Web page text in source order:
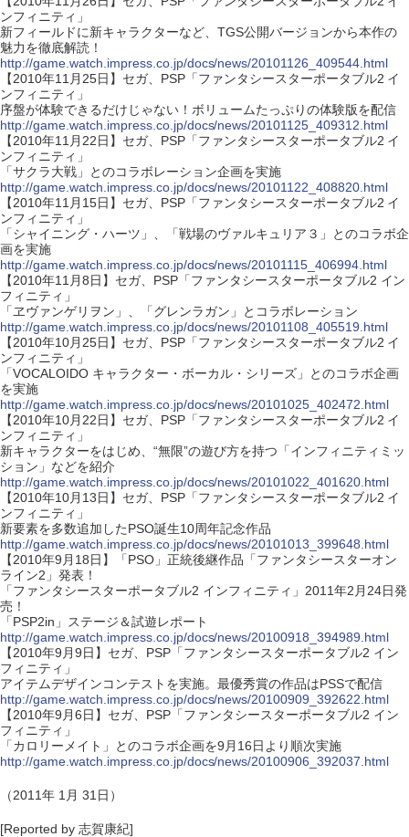
ンフィニティ」
新フィールドに新キャラクターなど、TGS公開バージョンから本作の
魅力を徹底解読！
http://game.watch.impress.co.jp/docs/news/20101126_409544.html
【2010年11月25日】セガ、PSP「ファンタシースターポータブル2 イ
ンフィニティ」
序盤が体験できるだけじゃない！ボリュームたっぷりの体験版を配信
http://game.watch.impress.co.jp/docs/news/20101125_409312.html
【2010年11月22日】セガ、PSP「ファンタシースターポータブル2 イ
ンフィニティ」
「サクラ大戦」とのコラボレーション企画を実施
http://game.watch.impress.co.jp/docs/news/20101122_408820.html
【2010年11月15日】セガ、PSP「ファンタシースターポータブル2 イ
ンフィニティ」
「シャイニング・ハーツ」、「戦場のヴァルキュリア３」とのコラボ企
画を実施
http://game.watch.impress.co.jp/docs/news/20101115_406994.html
【2010年11月8日】セガ、PSP「ファンタシースターポータブル2 イン
フィニティ」
「ヱヴァンゲリヲン」、「グレンラガン」とコラボレーション
http://game.watch.impress.co.jp/docs/news/20101108_405519.html
【2010年10月25日】セガ、PSP「ファンタシースターポータブル2 イ
ンフィニティ」
「VOCALOIDO キャラクター・ボーカル・シリーズ」とのコラボ企画
を実施
http://game.watch.impress.co.jp/docs/news/20101025_402472.html
【2010年10月22日】セガ、PSP「ファンタシースターポータブル2 イ
ンフィニティ」
新キャラクターをはじめ、“無限”の遊び方を持つ「インフィニティミッ
ション」などを紹介
http://game.watch.impress.co.jp/docs/news/20101022_401620.html
【2010年10月13日】セガ、PSP「ファンタシースターポータブル2 イ
ンフィニティ」
新要素を多数追加したPSO誕生10周年記念作品
http://game.watch.impress.co.jp/docs/news/20101013_399648.html
【2010年9月18日】「PSO」正統後継作品「ファンタシースターオン
ライン2」発表！
「ファンタシースターポータブル2 インフィニティ」2011年2月24日発
売！
「PSP2in」ステージ＆試遊レポート
http://game.watch.impress.co.jp/docs/news/20100918_394989.html
【2010年9月9日】セガ、PSP「ファンタシースターポータブル2 イン
フィニティ」
アイテムデザインコンテストを実施。最優秀賞の作品はPSSで配信
http://game.watch.impress.co.jp/docs/news/20100909_392622.html
【2010年9月6日】セガ、PSP「ファンタシースターポータブル2 イン
フィニティ」
「カロリーメイト」とのコラボ企画を9月16日より順次実施
http://game.watch.impress.co.jp/docs/news/20100906_392037.html
（2011年 1月 31日）
[Reported by 志賀康紀]